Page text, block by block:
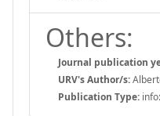
Others:
Journal publication
URV's Author/s:
Publication Type: